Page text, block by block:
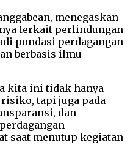
menegaskan
terkait perlindungan
pondasi perdagangan
berbasis ilmu
kita ini tidak hanya
tapi juga pada
dan
saat menutup kegiatan